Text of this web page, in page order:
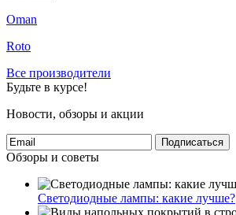
Oman
Roto
Все производители
Будьте в курсе!
Новости, обзоры и акции
Подписаться
Обзоры и советы
Светодиодные лампы: какие лучше?